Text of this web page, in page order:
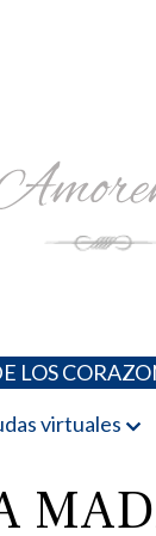
LOS
virtuales